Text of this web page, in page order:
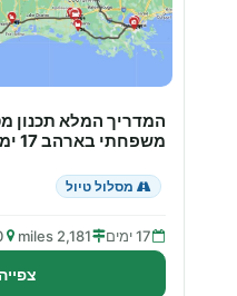
המדריך המלא תכנון
משפחתי בארהב 17 ימים מיוסטון לניו אורלינס
מסלול טיול
17 ימים 2,181 miles